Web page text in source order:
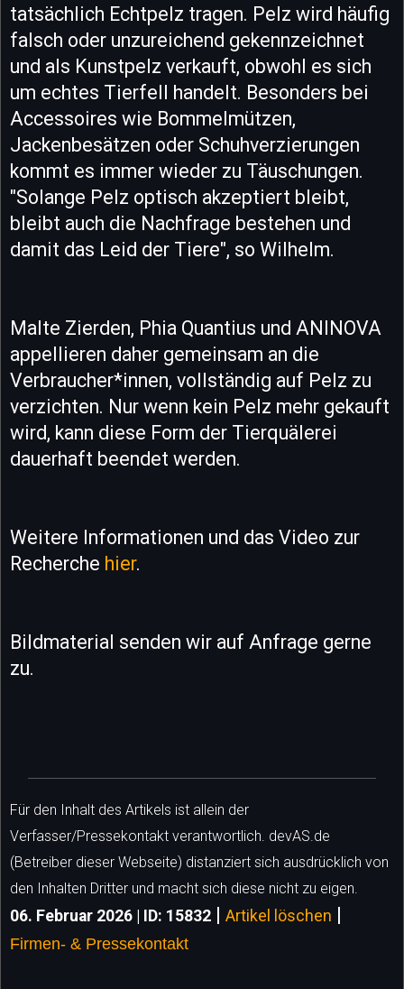
tatsächlich Echtpelz tragen. Pelz wird häufig
falsch oder unzureichend gekennzeichnet
und als Kunstpelz verkauft, obwohl es sich
um echtes Tierfell handelt. Besonders bei
Accessoires wie Bommelmützen,
Jackenbesätzen oder Schuhverzierungen
kommt es immer wieder zu Täuschungen.
"Solange Pelz optisch akzeptiert bleibt,
bleibt auch die Nachfrage bestehen und
damit das Leid der Tiere", so Wilhelm.
Malte Zierden, Phia Quantius und ANINOVA
appellieren daher gemeinsam an die
Verbraucher*innen, vollständig auf Pelz zu
verzichten. Nur wenn kein Pelz mehr gekauft
wird, kann diese Form der Tierquälerei
dauerhaft beendet werden.
Weitere Informationen und das Video zur
Recherche hier.
Bildmaterial senden wir auf Anfrage gerne
zu.
Für den Inhalt des Artikels ist allein der
Verfasser/Pressekontakt verantwortlich. devAS.de
(Betreiber dieser Webseite) distanziert sich ausdrücklich von
den Inhalten Dritter und macht sich diese nicht zu eigen.
06. Februar 2026 | ID: 15832 | Artikel löschen |
Firmen- & Pressekontakt